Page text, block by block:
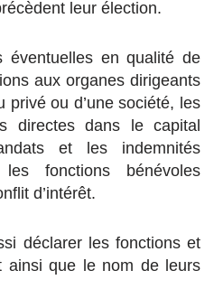
leur élection.
éventuelles en qualité de
aux organes dirigeants
privé ou d’une société, les
directes dans le capital
et les indemnités
fonctions bénévoles
d’intérêt.
déclarer les fonctions et
ainsi que le nom de leurs